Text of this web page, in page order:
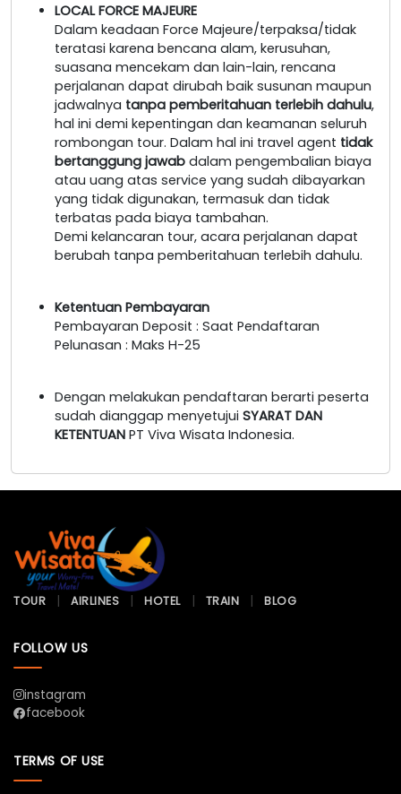
LOCAL FORCE MAJEURE
Dalam keadaan Force Majeure/terpaksa/tidak
teratasi karena bencana alam, kerusuhan,
suasana mencekam dan lain-lain, rencana
perjalanan dapat dirubah baik susunan maupun
jadwalnya tanpa pemberitahuan terlebih dahulu,
hal ini demi kepentingan dan keamanan seluruh
rombongan tour. Dalam hal ini travel agent tidak
bertanggung jawab dalam pengembalian biaya
atau uang atas service yang sudah dibayarkan
yang tidak digunakan, termasuk dan tidak
terbatas pada biaya tambahan.
Demi kelancaran tour, acara perjalanan dapat
berubah tanpa pemberitahuan terlebih dahulu.
Ketentuan Pembayaran
Pembayaran Deposit : Saat Pendaftaran
Pelunasan : Maks H-25
Dengan melakukan pendaftaran berarti peserta
sudah dianggap menyetujui SYARAT DAN
KETENTUAN PT Viva Wisata Indonesia.
TOUR AIRLINES HOTEL TRAIN BLOG
FOLLOW US
instagram
facebook
TERMS OF USE